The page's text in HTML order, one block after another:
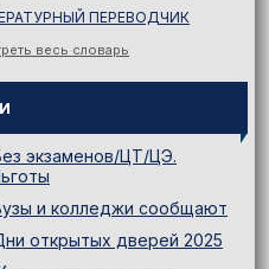
ПЕРЕВОДЧИК
весь словарь
экзаменов/ЦТ/ЦЭ.
и колледжи сообщают
открытых дверей 2025